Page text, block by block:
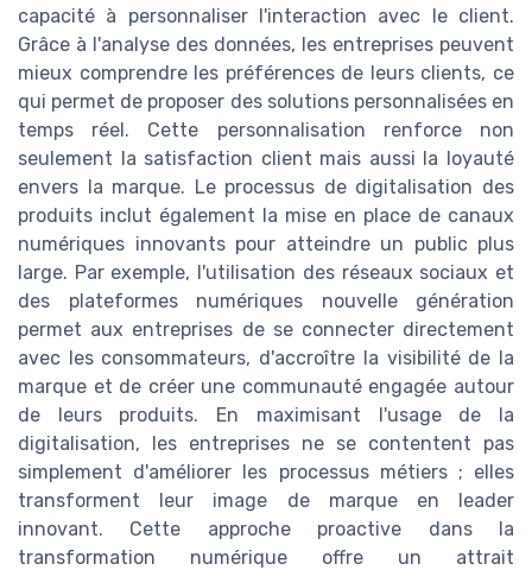
capacité à personnaliser l'interaction avec le client.
Grâce à l'analyse des données, les entreprises peuvent
mieux comprendre les préférences de leurs clients, ce
qui permet de proposer des solutions personnalisées en
temps réel. Cette personnalisation renforce non
seulement la satisfaction client mais aussi la loyauté
envers la marque. Le processus de digitalisation des
produits inclut également la mise en place de canaux
numériques innovants pour atteindre un public plus
large. Par exemple, l'utilisation des réseaux sociaux et
des plateformes numériques nouvelle génération
permet aux entreprises de se connecter directement
avec les consommateurs, d'accroître la visibilité de la
marque et de créer une communauté engagée autour
de leurs produits. En maximisant l'usage de la
digitalisation, les entreprises ne se contentent pas
simplement d'améliorer les processus métiers ; elles
transforment leur image de marque en leader
innovant. Cette approche proactive dans la
transformation numérique offre un attrait